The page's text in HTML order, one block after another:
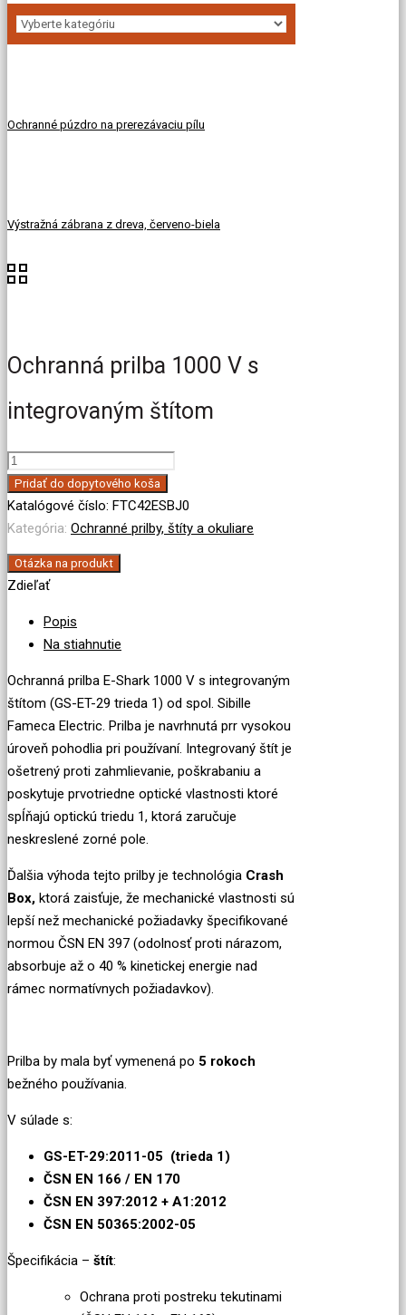
Ochranné púzdro na prerezávaciu pílu
Výstražná zábrana z dreva, červeno-biela
Ochranná prilba 1000 V s
integrovaným štítom
množstvo
Ochranná
prilba
1000
V
s
integrovaným
štítom
Pridať do dopytového koša
Katalógové číslo: FTC42ESBJ0
Kategória: Ochranné prilby, štíty a okuliare
Otázka na produkt
Zdieľať
Popis
Na stiahnutie
Ochranná prilba E-Shark 1000 V s integrovaným
štítom (GS-ET-29 trieda 1) od spol. Sibille
Fameca Electric. Prilba je navrhnutá prr vysokou
úroveň pohodlia pri používaní. Integrovaný štít je
ošetrený proti zahmlievanie, poškrabaniu a
poskytuje prvotriedne optické vlastnosti ktoré
spĺňajú optickú triedu 1, ktorá zaručuje
neskreslené zorné pole.
Ďalšia výhoda tejto prilby je technológia Crash
Box, ktorá zaisťuje, že mechanické vlastnosti sú
lepší než mechanické požiadavky špecifikované
normou ČSN EN 397 (odolnosť proti nárazom,
absorbuje až o 40 % kinetickej energie nad
rámec normatívnych požiadavkov).
Prilba by mala byť vymenená po 5 rokoch
bežného používania.
V súlade s:
GS-ET-29:2011-05 (trieda 1)
ČSN EN 166 / EN 170
ČSN EN 397:2012 + A1:2012
ČSN EN 50365:2002-05
Špecifikácia – štít:
Ochrana proti postreku tekutinami